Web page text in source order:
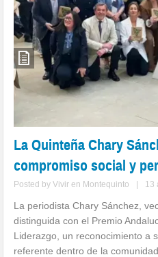
La Quinteña Chary
compromiso social y
Posted byVivir en Montequinto | 13
La periodista Chary Sánchez,
distinguida con el Premio
Liderazgo, un reconocimiento a
referente dentro de la